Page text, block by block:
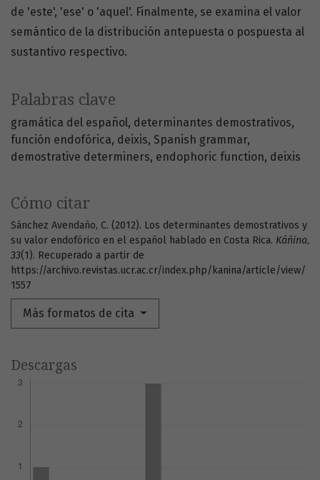
Palabras clave
gramática del español determinantes demostrativos
función endofórica deixis Spanish grammar
demostrative determiners endophoric function deixis
Cómo citar
Sánchez Avendaño, C. (2012). Los determinantes demostrativos y
su valor endofórico en el español hablado en Costa Rica. Káñina,
33(1). Recuperado a partir de
https://archivo.revistas.ucr.ac.cr/index.php/kanina/article/view/
1557
Más formatos de cita
de 'este', 'ese' o 'aquel'. Finalmente, se examina el valor
semántico de la distribución antepuesta o pospuesta al
sustantivo respectivo.
Descargas